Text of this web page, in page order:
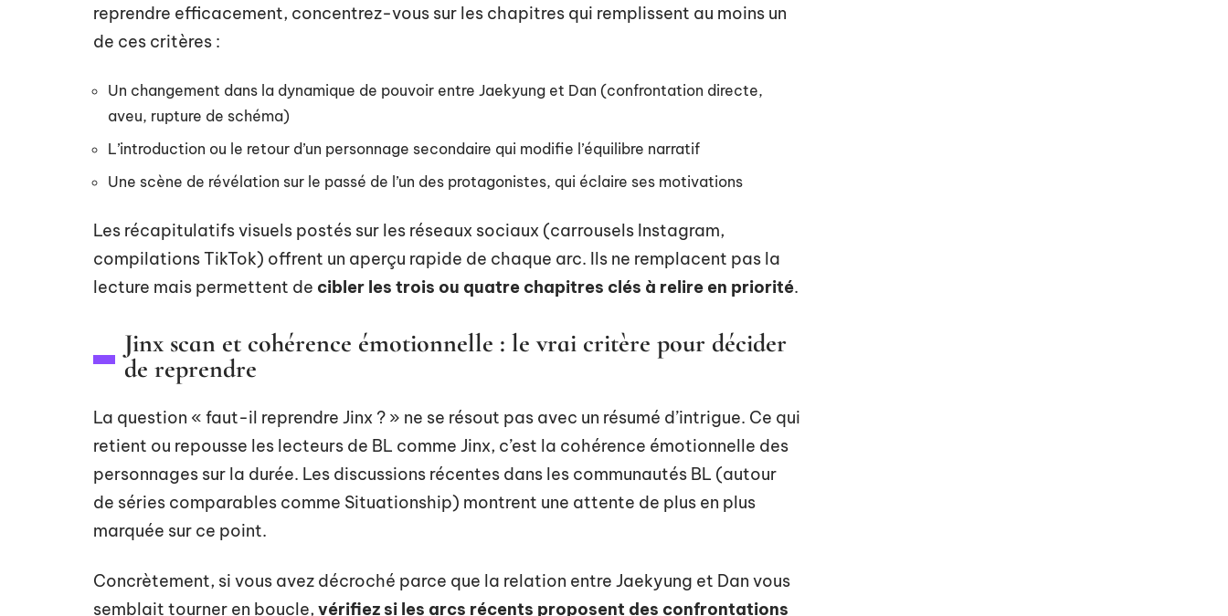
reprendre efficacement, concentrez-vous sur les chapitres qui remplissent au moins un
de ces critères :
Un changement dans la dynamique de pouvoir entre Jaekyung et Dan (confrontation directe,
aveu, rupture de schéma)
L’introduction ou le retour d’un personnage secondaire qui modifie l’équilibre narratif
Une scène de révélation sur le passé de l’un des protagonistes, qui éclaire ses motivations
Les récapitulatifs visuels postés sur les réseaux sociaux (carrousels Instagram,
compilations TikTok) offrent un aperçu rapide de chaque arc. Ils ne remplacent pas la
lecture mais permettent de cibler les trois ou quatre chapitres clés à relire en priorité.
Jinx scan et cohérence émotionnelle : le vrai critère pour décider
de reprendre
La question « faut-il reprendre Jinx ? » ne se résout pas avec un résumé d’intrigue. Ce qui
retient ou repousse les lecteurs de BL comme Jinx, c’est la cohérence émotionnelle des
personnages sur la durée. Les discussions récentes dans les communautés BL (autour
de séries comparables comme Situationship) montrent une attente de plus en plus
marquée sur ce point.
Concrètement, si vous avez décroché parce que la relation entre Jaekyung et Dan vous
semblait tourner en boucle, vérifiez si les arcs récents proposent des confrontations